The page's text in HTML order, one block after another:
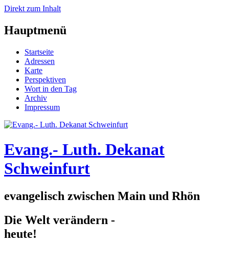
Direkt zum Inhalt
Hauptmenü
Startseite
Adressen
Karte
Perspektiven
Wort in den Tag
Archiv
Impressum
Evang.- Luth. Dekanat
Schweinfurt
evangelisch zwischen Main und Rhön
Die Welt verändern -
heute!